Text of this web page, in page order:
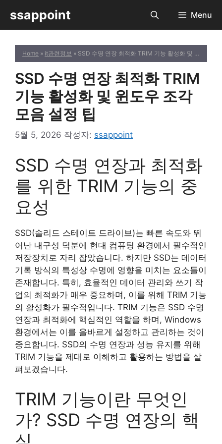
츠
ssappoint Menu
Home » it관련정보 » SSD 수명 연장 최적화 TRIM 기능 활성화 및 윈도우 조각 모음 설정 팁
SSD 수명 연장 최적화 TRIM
기능 활성화 및 윈도우 조각
모음 설정 팁
5월 5, 2026 작성자: ssappoint
SSD 수명 연장과 최적화
를 위한 TRIM 기능의 중
요성
SSD(솔리드 스테이트 드라이브)는 빠른 속도와 뛰
어난 내구성 덕분에 현대 컴퓨팅 환경에서 필수적인
저장장치로 자리 잡았습니다. 하지만 SSD는 데이터
기록 방식의 특성상 수명에 영향을 미치는 요소들이
존재합니다. 특히, 효율적인 데이터 관리와 쓰기 작
업의 최적화가 매우 중요하며, 이를 위해 TRIM 기능
의 활성화가 필수적입니다. TRIM 기능은 SSD 수명
연장과 최적화에 핵심적인 역할을 하며, Windows
환경에서는 이를 올바르게 설정하고 관리하는 것이
중요합니다. SSD의 수명 연장과 성능 유지를 위해
TRIM 기능을 제대로 이해하고 활용하는 방법을 살
펴보겠습니다.
TRIM 기능이란 무엇인
가? SSD 수명 연장의 핵